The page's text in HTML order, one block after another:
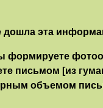
дошла эта
письмом [из
объемом